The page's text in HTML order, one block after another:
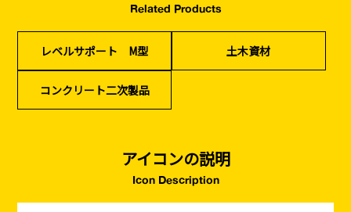
Related Products
レベルサポート M型 土木資材
コンクリート二次製品
アイコンの説明
Icon Description